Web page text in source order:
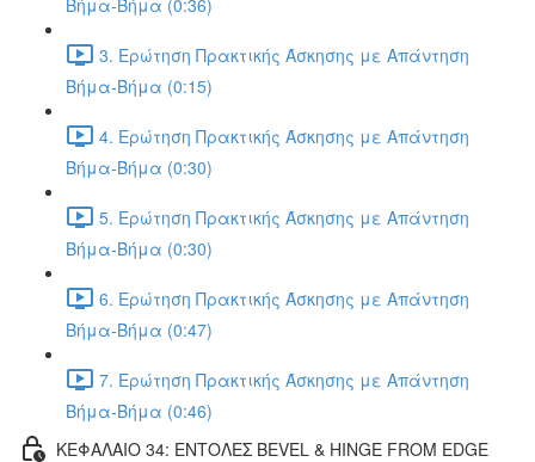
Βήμα-Βήμα (0:36)
3. Ερώτηση Πρακτικής Άσκησης με Απάντηση
Βήμα-Βήμα (0:15)
4. Ερώτηση Πρακτικής Άσκησης με Απάντηση
Βήμα-Βήμα (0:30)
5. Ερώτηση Πρακτικής Άσκησης με Απάντηση
Βήμα-Βήμα (0:30)
6. Ερώτηση Πρακτικής Άσκησης με Απάντηση
Βήμα-Βήμα (0:47)
7. Ερώτηση Πρακτικής Άσκησης με Απάντηση
Βήμα-Βήμα (0:46)
ΚΕΦΑΛΑΙΟ 34: ΕΝΤΟΛΕΣ BEVEL & HINGE FROM EDGE